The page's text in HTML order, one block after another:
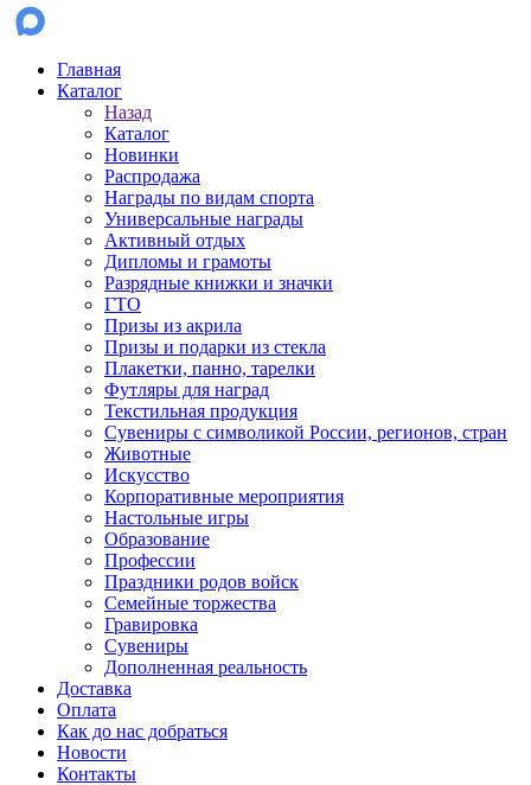
Главная
Каталог
Назад
Каталог
Новинки
Распродажа
Награды по видам спорта
Универсальные награды
Активный отдых
Дипломы и грамоты
Разрядные книжки и значки
ГТО
Призы из акрила
Призы и подарки из стекла
Плакетки, панно, тарелки
Футляры для наград
Текстильная продукция
Сувениры с символикой России, регионов, стран
Животные
Искусство
Корпоративные мероприятия
Настольные игры
Образование
Профессии
Праздники родов войск
Семейные торжества
Гравировка
Сувениры
Дополненная реальность
Доставка
Оплата
Как до нас добраться
Новости
Контакты